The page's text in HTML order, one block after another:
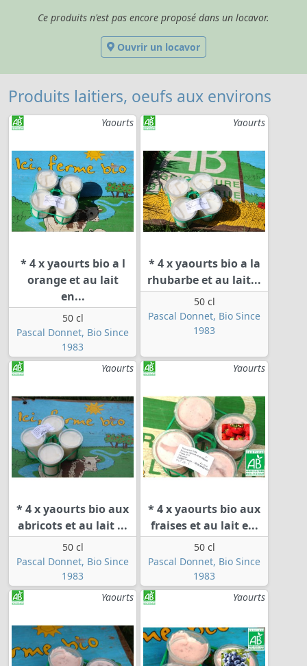
Ce produits n'est pas encore proposé dans un locavor.
Ouvrir un locavor
Produits laitiers, oeufs aux environs
Yaourts
* 4 x yaourts bio a l
orange et au lait
en...
50 cl
Pascal Donnet, Bio Since
1983
Yaourts
* 4 x yaourts bio a la
rhubarbe et au lait...
50 cl
Pascal Donnet, Bio Since
1983
Yaourts
* 4 x yaourts bio aux
abricots et au lait ...
50 cl
Pascal Donnet, Bio Since
1983
Yaourts
* 4 x yaourts bio aux
fraises et au lait e...
50 cl
Pascal Donnet, Bio Since
1983
Yaourts
Yaourts